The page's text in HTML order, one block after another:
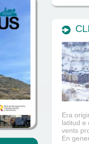
Era
latitud e
vents
En